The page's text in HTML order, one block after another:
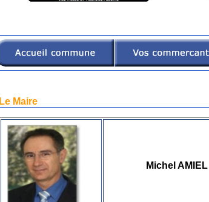
Le Maire
Michel AMIEL